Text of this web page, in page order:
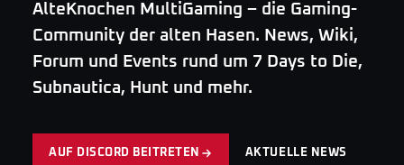
AlteKnochen MultiGaming – die Gaming-
Community der alten Hasen. News, Wiki,
Forum und Events rund um 7 Days to Die,
Subnautica, Hunt und mehr.
AUF DISCORD BEITRETEN AKTUELLE NEWS